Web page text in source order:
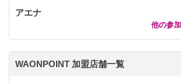
アエナ
他の参
WAONPOINT 加盟店舗一覧